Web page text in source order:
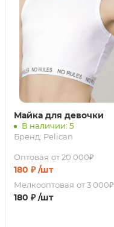
Майка для девочки
В наличии: 5
Бренд: Pelican
Оптовая от 20 000₽
180 ₽ /шт
Мелкооптовая от 3 000₽
180 ₽ /шт